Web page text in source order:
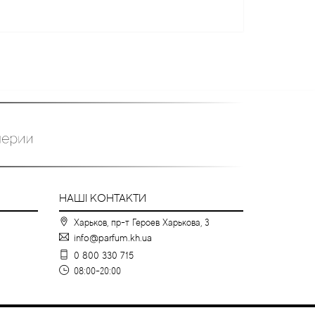
НАШІ КОНТАКТИ
Харьков, пр-т Героев Харькова, 3
info@parfum.kh.ua
0 800 330 715
08:00-20:00